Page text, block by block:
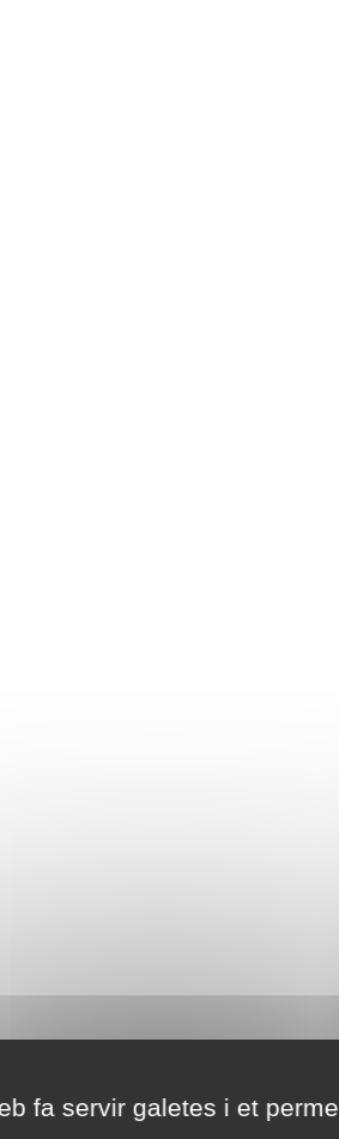
fa servir galetes i et